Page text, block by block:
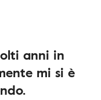
anni in
mi si è